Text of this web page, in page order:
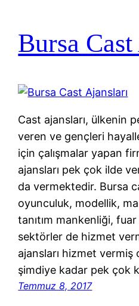
Bursa
Cast ajansları, ülkenin
veren ve gençleri
için çalışmalar yapan
ajansları pek çok ilde
da vermektedir. Bursa
oyunculuk, modellik,
tanıtım mankenliği,
sektörler de hizmet
ajansları hizmet
şimdiye kadar pek çok
Temmuz 8, 2017